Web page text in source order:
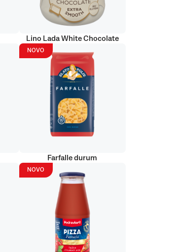
Lino Lada White Chocolate
NOVO
Farfalle durum
NOVO